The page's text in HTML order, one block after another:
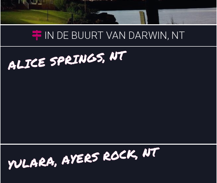
IN DE BUURT VAN DARWIN, NT
ALICE SPRINGS, NT
YULARA, AYERS ROCK, NT